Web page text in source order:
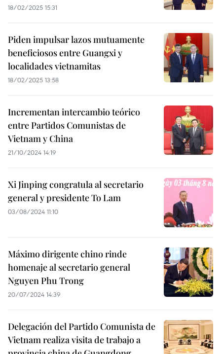
18/02/2025 15:31
Piden impulsar lazos mutuamente
beneficiosos entre Guangxi y
localidades vietnamitas
18/02/2025 13:58
Incrementan intercambio teórico
entre Partidos Comunistas de
Vietnam y China
21/10/2024 14:19
Xi Jinping congratula al secretario
general y presidente To Lam
03/08/2024 11:10
Máximo dirigente chino rinde
homenaje al secretario general
Nguyen Phu Trong
20/07/2024 14:39
Delegación del Partido Comunista de
Vietnam realiza visita de trabajo a